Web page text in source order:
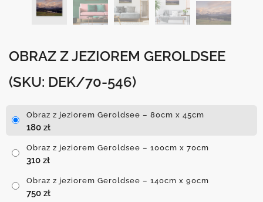
OBRAZ Z JEZIOREM GEROLDSEE
(SKU: DEK/70-546)
Obraz z jeziorem Geroldsee – 80cm x 45cm
180 zł
Obraz z jeziorem Geroldsee – 100cm x 70cm
310 zł
Obraz z jeziorem Geroldsee – 140cm x 90cm
750 zł